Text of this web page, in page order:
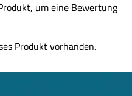
um eine Bewertung
Produkt vorhanden.